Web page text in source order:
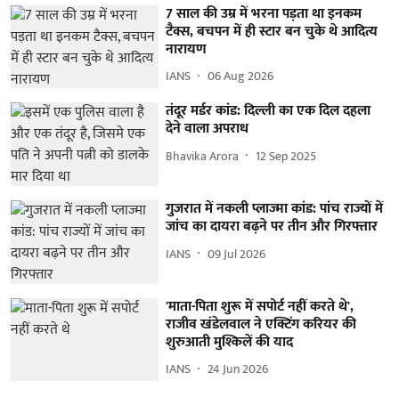
7 साल की उम्र में भरना पड़ता था इनकम
टैक्स, बचपन में ही स्टार बन चुके थे आदित्य
नारायण
IANS 06 Aug 2026
तंदूर मर्डर कांड: दिल्ली का एक दिल दहला
देने वाला अपराध
Bhavika Arora 12 Sep 2025
गुजरात में नकली प्लाज्मा कांड: पांच राज्यों में
जांच का दायरा बढ़ने पर तीन और गिरफ्तार
IANS 09 Jul 2026
'माता-पिता शुरू में सपोर्ट नहीं करते थे',
राजीव खंडेलवाल ने एक्टिंग करियर की
शुरुआती मुश्किलें की याद
IANS 24 Jun 2026